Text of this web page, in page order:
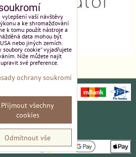
Platební údaje
Reklamace
vylepšení vaší návštěvy
a ke shromažďování
k tomu použít nástroje a
data mohou být
nebo jiných zemích.
cookie“ vyjadřujete
Níže můžete najít
své preference.
ochrany soukromí
Přijmout všechny
cookies
Odmítnout vše